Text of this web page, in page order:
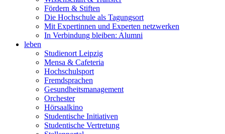
Fördern & Stiften
Die Hochschule als Tagungsort
Mit Expertinnen und Experten netzwerken
In Verbindung bleiben: Alumni
leben
Studienort Leipzig
Mensa & Cafeteria
Hochschulsport
Fremdsprachen
Gesundheitsmanagement
Orchester
Hörsaalkino
Studentische Initiativen
Studentische Vertretung